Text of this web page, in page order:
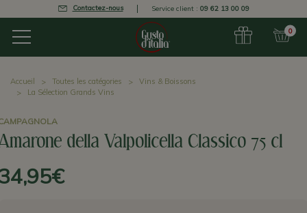
Contactez-nous Service client : 09 62 13 00 09
0
Accueil Toutes les catégories
Vins & Boissons
La Sélection Grands Vins
della Valpolicella Classico 75 cl